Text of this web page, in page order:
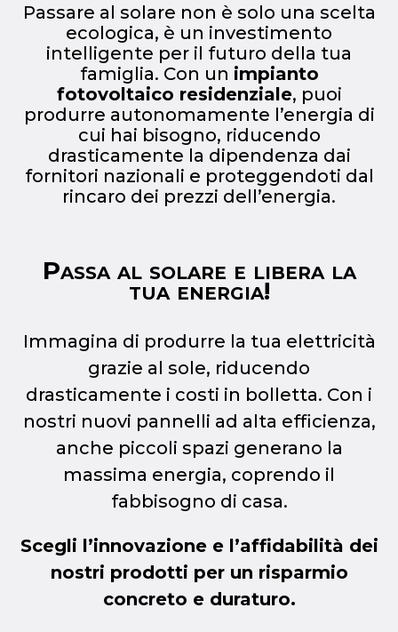
Passare al solare non è solo una scelta
ecologica, è un investimento
intelligente per il futuro della tua
famiglia. Con un impianto
fotovoltaico residenziale, puoi
produrre autonomamente l’energia di
cui hai bisogno, riducendo
drasticamente la dipendenza dai
fornitori nazionali e proteggendoti dal
rincaro dei prezzi dell’energia.
Passa al solare e libera la
tua energia!
Immagina di produrre la tua elettricità
grazie al sole, riducendo
drasticamente i costi in bolletta. Con i
nostri nuovi pannelli ad alta efficienza,
anche piccoli spazi generano la
massima energia, coprendo il
fabbisogno di casa.
Scegli l’innovazione e l’affidabilità dei
nostri prodotti per un risparmio
concreto e duraturo.